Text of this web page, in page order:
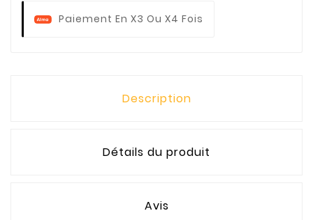
Paiement En X3 Ou X4 Fois
Description
Détails du produit
Avis